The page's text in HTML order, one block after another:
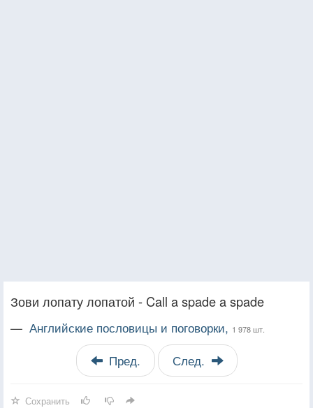
Зови лопату лопатой - Call a spade a spade
— Английские пословицы и поговорки, 1 978 шт.
Пред. След.
Сохранить